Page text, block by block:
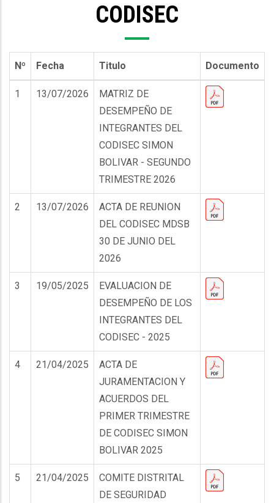
navegación
CODISEC
Nº Fecha Titulo Documento
1 13/07/2026
MATRIZ DE
DESEMPEÑO DE
INTEGRANTES DEL
CODISEC SIMON
BOLIVAR - SEGUNDO
TRIMESTRE 2026
2 13/07/2026
ACTA DE REUNION
DEL CODISEC MDSB
30 DE JUNIO DEL
2026
3 19/05/2025
EVALUACION DE
DESEMPEÑO DE LOS
INTEGRANTES DEL
CODISEC - 2025
4 21/04/2025
ACTA DE
JURAMENTACION Y
ACUERDOS DEL
PRIMER TRIMESTRE
DE CODISEC SIMON
BOLIVAR 2025
5 21/04/2025
COMITE DISTRITAL
DE SEGURIDAD